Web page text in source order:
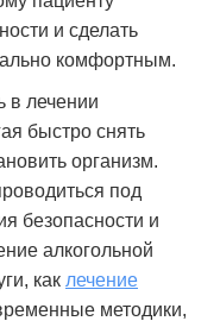
и сделать
комфортным.
в лечении
быстро снять
организм.
под
безопасности и
алкогольной
как лечение
методики,